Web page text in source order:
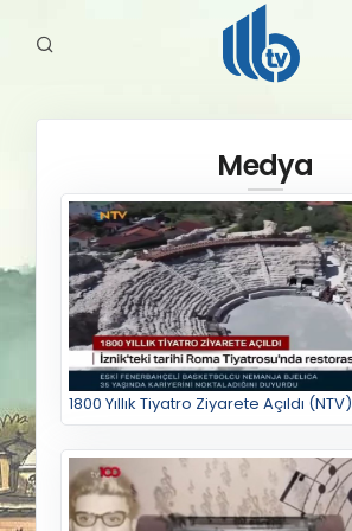
YAYINLARIMIZ
Medya
1800 Yıllık Tiyatro Ziyarete Açıldı (NTV)